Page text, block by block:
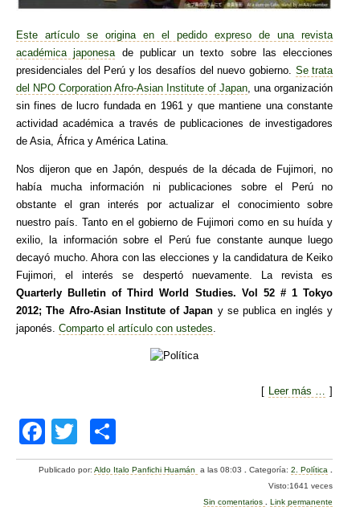
Este artículo se origina en el pedido expreso de una revista
académica japonesa de publicar un texto sobre las elecciones
presidenciales del Perú y los desafíos del nuevo gobierno. Se trata
del NPO Corporation Afro-Asian Institute of Japan , una organización
sin fines de lucro fundada en 1961 y que mantiene una constante
actividad académica a través de publicaciones de investigadores
de Asia, África y América Latina.
Nos dijeron que en Japón, después de la década de Fujimori, no
había mucha información ni publicaciones sobre el Perú no
obstante el gran interés por actualizar el conocimiento sobre
nuestro país. Tanto en el gobierno de Fujimori como en su huída y
exilio, la información sobre el Perú fue constante aunque luego
decayó mucho. Ahora con las elecciones y la candidatura de Keiko
Fujimori, el interés se despertó nuevamente. La revista es
Quarterly Bulletin of Third World Studies. Vol 52 # 1 Tokyo
2012; The Afro-Asian Institute of Japan y se publica en inglés y
japonés. Comparto el artículo con ustedes
[ Leer más … ]
F
a
wi
tt
o
m
Publicado por:Aldo Italo Panfichi Huamán a las 08:03 .Categoría:2. Política
Visto:1641 veces
Sin comentarios
Link permanente